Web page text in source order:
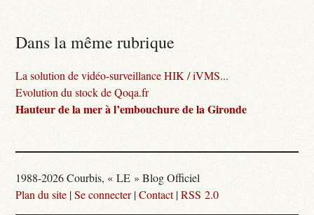
Dans la même rubrique
La solution de vidéo-surveillance HIK / iVMS...
Evolution du stock de Qoqa.fr
Hauteur de la mer à l’embouchure de la Gironde
1988-2026 Courbis, « LE » Blog Officiel
Plan du site |Se connecter|Contact|RSS 2.0